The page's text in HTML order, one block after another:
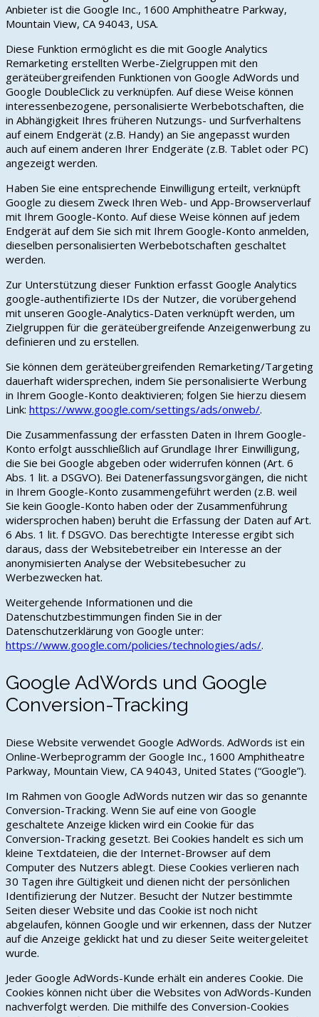
Anbieter ist die Google Inc., 1600 Amphitheatre Parkway,
Mountain View, CA 94043, USA.
Diese Funktion ermöglicht es die mit Google Analytics
Remarketing erstellten Werbe-Zielgruppen mit den
geräteübergreifenden Funktionen von Google AdWords und
Google DoubleClick zu verknüpfen. Auf diese Weise können
interessenbezogene, personalisierte Werbebotschaften, die
in Abhängigkeit Ihres früheren Nutzungs- und Surfverhaltens
auf einem Endgerät (z.B. Handy) an Sie angepasst wurden
auch auf einem anderen Ihrer Endgeräte (z.B. Tablet oder PC)
angezeigt werden.
Haben Sie eine entsprechende Einwilligung erteilt, verknüpft
Google zu diesem Zweck Ihren Web- und App-Browserverlauf
mit Ihrem Google-Konto. Auf diese Weise können auf jedem
Endgerät auf dem Sie sich mit Ihrem Google-Konto anmelden,
dieselben personalisierten Werbebotschaften geschaltet
werden.
Zur Unterstützung dieser Funktion erfasst Google Analytics
google-authentifizierte IDs der Nutzer, die vorübergehend
mit unseren Google-Analytics-Daten verknüpft werden, um
Zielgruppen für die geräteübergreifende Anzeigenwerbung zu
definieren und zu erstellen.
Sie können dem geräteübergreifenden Remarketing/Targeting
dauerhaft widersprechen, indem Sie personalisierte Werbung
in Ihrem Google-Konto deaktivieren; folgen Sie hierzu diesem
Link: https://www.google.com/settings/ads/onweb/.
Die Zusammenfassung der erfassten Daten in Ihrem Google-
Konto erfolgt ausschließlich auf Grundlage Ihrer Einwilligung,
die Sie bei Google abgeben oder widerrufen können (Art. 6
Abs. 1 lit. a DSGVO). Bei Datenerfassungsvorgängen, die nicht
in Ihrem Google-Konto zusammengeführt werden (z.B. weil
Sie kein Google-Konto haben oder der Zusammenführung
widersprochen haben) beruht die Erfassung der Daten auf Art.
6 Abs. 1 lit. f DSGVO. Das berechtigte Interesse ergibt sich
daraus, dass der Websitebetreiber ein Interesse an der
anonymisierten Analyse der Websitebesucher zu
Werbezwecken hat.
Weitergehende Informationen und die
Datenschutzbestimmungen finden Sie in der
Datenschutzerklärung von Google unter:
https://www.google.com/policies/technologies/ads/.
Google AdWords und Google
Conversion-Tracking
Diese Website verwendet Google AdWords. AdWords ist ein
Online-Werbeprogramm der Google Inc., 1600 Amphitheatre
Parkway, Mountain View, CA 94043, United States (“Google”).
Im Rahmen von Google AdWords nutzen wir das so genannte
Conversion-Tracking. Wenn Sie auf eine von Google
geschaltete Anzeige klicken wird ein Cookie für das
Conversion-Tracking gesetzt. Bei Cookies handelt es sich um
kleine Textdateien, die der Internet-Browser auf dem
Computer des Nutzers ablegt. Diese Cookies verlieren nach
30 Tagen ihre Gültigkeit und dienen nicht der persönlichen
Identifizierung der Nutzer. Besucht der Nutzer bestimmte
Seiten dieser Website und das Cookie ist noch nicht
abgelaufen, können Google und wir erkennen, dass der Nutzer
auf die Anzeige geklickt hat und zu dieser Seite weitergeleitet
wurde.
Jeder Google AdWords-Kunde erhält ein anderes Cookie. Die
Cookies können nicht über die Websites von AdWords-Kunden
nachverfolgt werden. Die mithilfe des Conversion-Cookies